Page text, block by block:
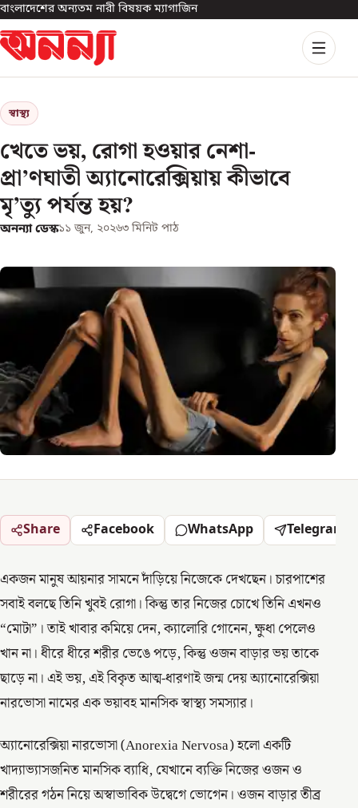
বাংলাদেশের অন্যতম নারী বিষয়ক ম্যাগাজিন
স্বাস্থ্য
খেতে ভয়, রোগা হওয়ার নেশা-
প্রা’ণঘাতী অ্যানোরেক্সিয়ায় কীভাবে
মৃ’ত্যু পর্যন্ত হয়?
অনন্যা ডেস্ক১১ জুন, ২০২৬৩ মিনিট পাঠ
Share Facebook WhatsApp Telegram
একজন মানুষ আয়নার সামনে দাঁড়িয়ে নিজেকে দেখছেন। চারপাশের
সবাই বলছে তিনি খুবই রোগা। কিন্তু তার নিজের চোখে তিনি এখনও
“মোটা”। তাই খাবার কমিয়ে দেন, ক্যালোরি গোনেন, ক্ষুধা পেলেও
খান না। ধীরে ধীরে শরীর ভেঙে পড়ে, কিন্তু ওজন বাড়ার ভয় তাকে
ছাড়ে না। এই ভয়, এই বিকৃত আত্ম-ধারণাই জন্ম দেয় অ্যানোরেক্সিয়া
নারভোসা নামের এক ভয়াবহ মানসিক স্বাস্থ্য সমস্যার।
অ্যানোরেক্সিয়া নারভোসা (Anorexia Nervosa) হলো একটি
খাদ্যাভ্যাসজনিত মানসিক ব্যাধি, যেখানে ব্যক্তি নিজের ওজন ও
শরীরের গঠন নিয়ে অস্বাভাবিক উদ্বেগে ভোগেন। ওজন বাড়ার তীব্র